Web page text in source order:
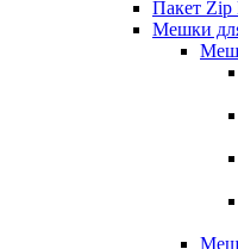
Пакет Zip
Мешки